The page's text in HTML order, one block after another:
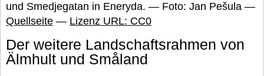
und Smedjegatan in Eneryda. — Foto: Jan Pešula —
Quellseite — Lizenz URL: CC0
Der weitere Landschaftsrahmen von
Älmhult und Småland